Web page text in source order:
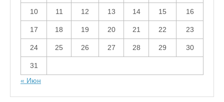
10 11 12 13 14 15 16
17 18 19 20 21 22 23
24 25 26 27 28 29 30
31
« Июн